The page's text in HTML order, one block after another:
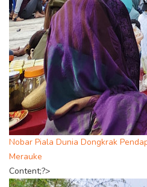
Nobar Piala Dunia Dongkrak
Merauke
Content;?>